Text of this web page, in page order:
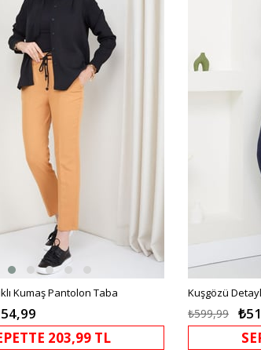
Kumaş Pantolon Taba
203,99 TL
₺599,99